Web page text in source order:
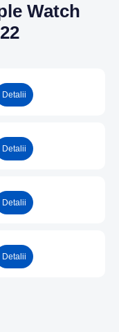
Watch
Detalii
Detalii
Detalii
Detalii